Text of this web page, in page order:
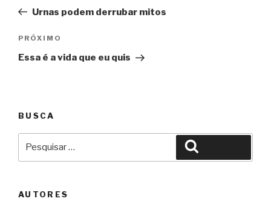
Post
Urnas podem derrubar mitos
Próximo
PRÓXIMO
Essa é a vida que eu quis
BUSCA
AUTORES